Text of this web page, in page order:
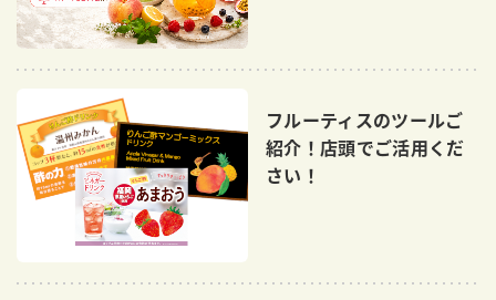
ぽん酢サワー
納豆の豆知識
鍋奉行マニュアル
ミツカンのCM
ロングセラー商品 ＋ おすすめレシピ
人気商品 ＋ おすすめレシピ
おいしさと健康への取り組み
キッザニア東京「ぽん酢工房」
地図から取り扱い店舗を探す
ミツカン公式通販
フルーティスのツールご
紹介！店頭でご活用くだ
さい！